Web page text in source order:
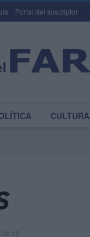
Portal del suscriptor
CULTURA